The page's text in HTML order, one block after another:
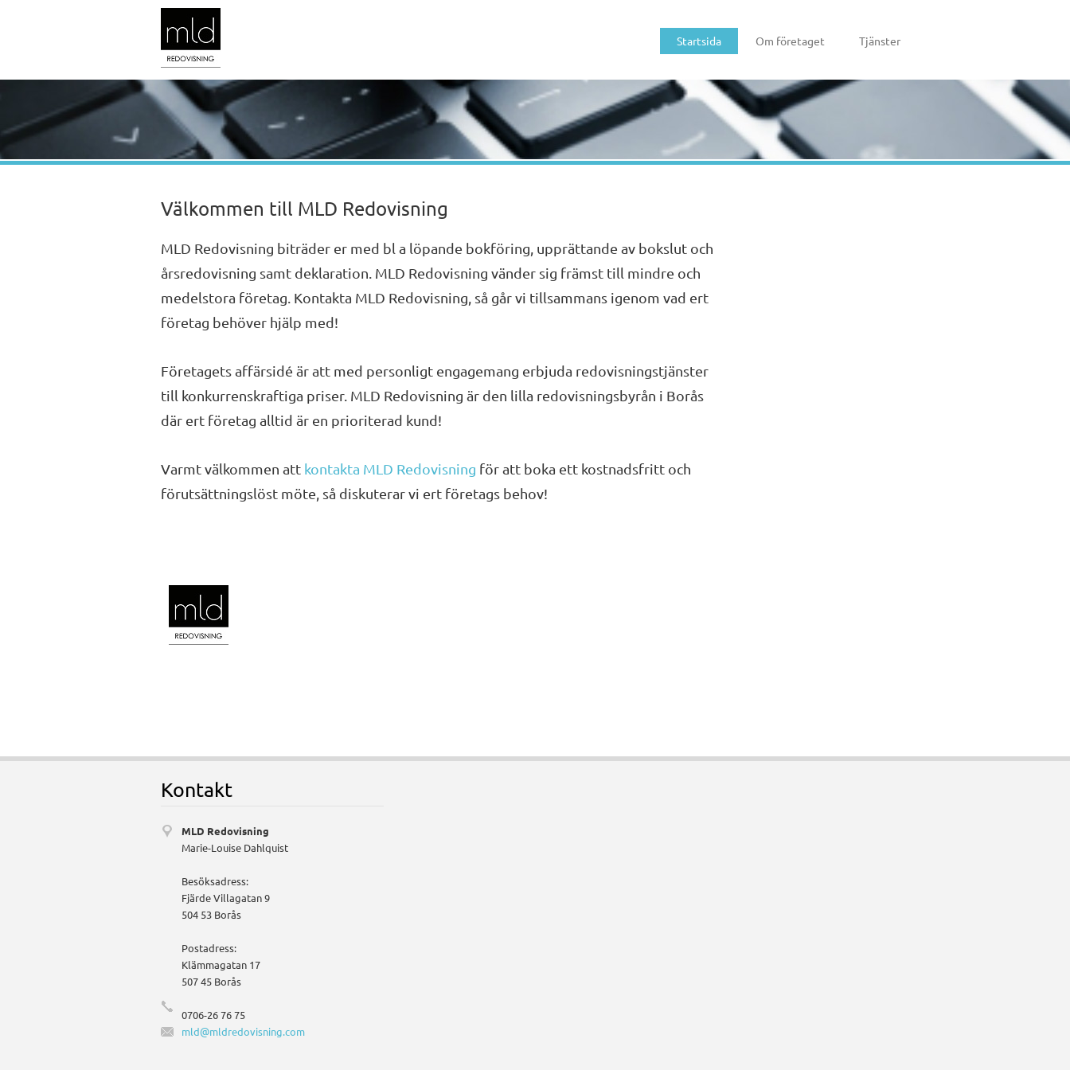
Startsida Om företaget Tjänster
Välkommen till MLD Redovisning
MLD Redovisning biträder er med bl a löpande bokföring, upprättande av bokslut och
årsredovisning samt deklaration. MLD Redovisning vänder sig främst till mindre och
medelstora företag. Kontakta MLD Redovisning, så går vi tillsammans igenom vad ert
företag behöver hjälp med!
Företagets affärsidé är att med personligt engagemang erbjuda redovisningstjänster
till konkurrenskraftiga priser. MLD Redovisning är den lilla redovisningsbyrån i Borås
där ert företag alltid är en prioriterad kund!
Varmt välkommen att kontakta MLD Redovisning för att boka ett kostnadsfritt och
förutsättningslöst möte, så diskuterar vi ert företags behov!
Kontakt
MLD Redovisning
Marie-Louise Dahlquist
Besöksadress:
Fjärde Villagatan 9
504 53 Borås
Postadress:
Klämmagatan 17
507 45 Borås
0706-26 76 75
mld@mldredovisning.com